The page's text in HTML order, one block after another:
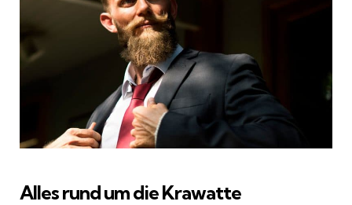
Alles rund um die Krawatte